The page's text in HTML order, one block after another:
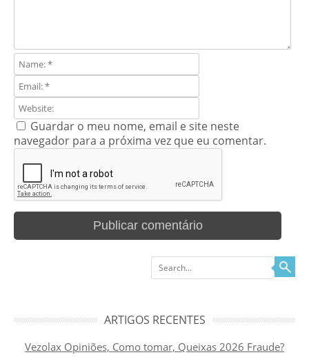
Guardar o meu nome, email e site neste
navegador para a próxima vez que eu comentar.
Search
ARTIGOS RECENTES
Vezolax Opiniões, Como tomar, Queixas 2026 Fraude?